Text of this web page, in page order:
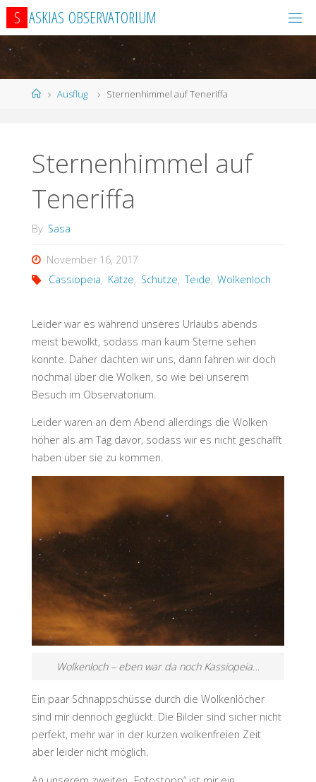
S ASKIAS OBSERVATORIUM
HomeAusflug Sternenhimmel auf Teneriffa
Sternenhimmel auf
Teneriffa
By Sasa
November 16, 2017
Cassiopeia, Katze, Schütze, Teide, Wolkenloch
Leider war es während unseres Urlaubs abends
meist bewölkt, sodass man kaum Sterne sehen
konnte. Daher dachten wir uns, dann fahren wir doch
nochmal über die Wolken, so wie bei unserem
Besuch im Observatorium.
Leider waren an dem Abend allerdings die Wolken
höher als am Tag davor, sodass wir es nicht geschafft
haben über sie zu kommen.
Wolkenloch – eben war da noch Kassiopeia…
Ein paar Schnappschüsse durch die Wolkenlöcher
sind mir dennoch geglückt. Die Bilder sind sicher nicht
perfekt, mehr war in der kurzen wolkenfreien Zeit
aber leider nicht möglich.